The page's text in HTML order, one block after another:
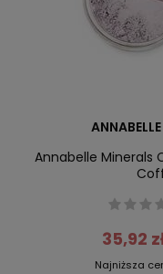
Annabelle Minerals
35,92
Najniższa